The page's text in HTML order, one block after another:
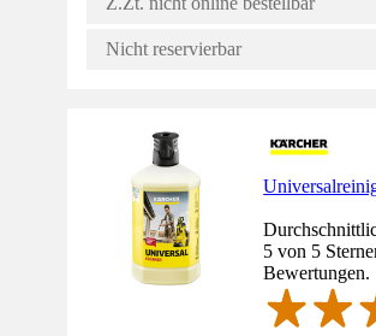
Nicht reservierbar
5 von 5
Bewertungen.